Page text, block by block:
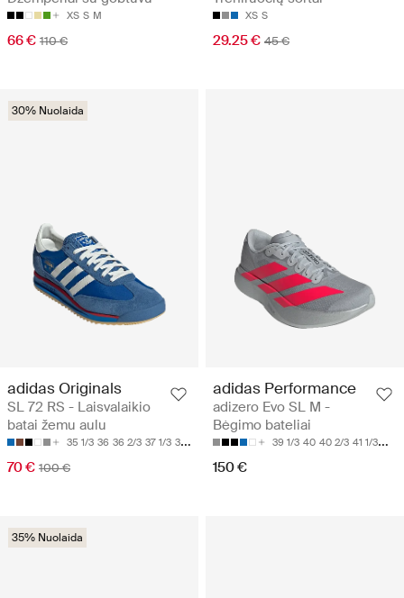
XS S M
66 € 110 €
XS S
29.25 € 45 €
30% Nuolaida
adidas Originals
SL 72 RS - Laisvalaikio
batai žemu aulu
35 1/3 36 36 2/3 37 1/3 38
70 € 100 €
adidas Performance
adizero Evo SL M -
Bėgimo bateliai
39 1/3 40 40 2/3 41 1/3 42
150 €
35% Nuolaida